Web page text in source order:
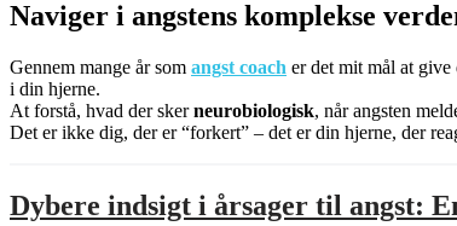
Naviger i angstens komplekse
Gennem mange år som angst coach er det mit mål at give
i din hjerne.
At forstå, hvad der skerneurobiologisk, når angsten
Det er ikke dig, der er “forkert” – det er din hjerne, der
Dybere indsigt i årsager til angst: